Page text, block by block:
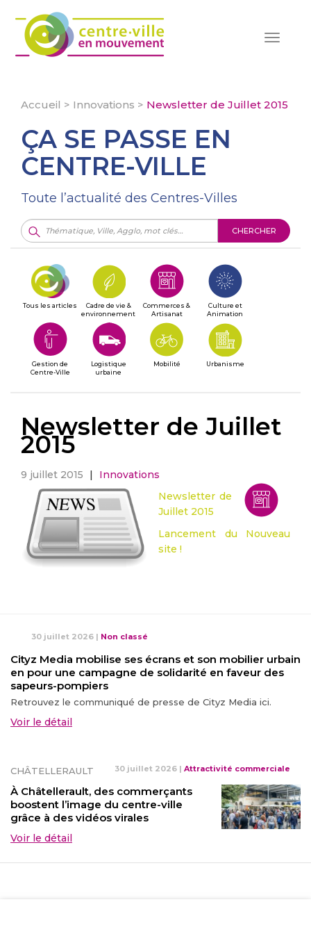
Toggle
Accueil > Innovations > Newsletter de Juillet 2015
ÇA SE PASSE EN
CENTRE-VILLE
Toute l’actualité des Centres-Villes
CHERCHER
Tous les articles
Cadre de vie &
environnement
Commerces &
Artisanat
Culture et
Animation
Gestion de
Centre-Ville
Logistique
urbaine
Mobilité Urbanisme
Newsletter de Juillet
2015
9 juillet 2015 |
Innovations
Newsletter de
Juillet 2015
Lancement du Nouveau
site !
30 juillet 2026 | Non classé
Cityz Media mobilise ses écrans et son mobilier urbain
en pour une campagne de solidarité en faveur des
sapeurs-pompiers
Retrouvez le communiqué de presse de Cityz Media ici.
Voir le détail
CHÂTELLERAULT 30 juillet 2026 | Attractivité commerciale
À Châtellerault, des commerçants
boostent l’image du centre-ville
grâce à des vidéos virales
Voir le détail